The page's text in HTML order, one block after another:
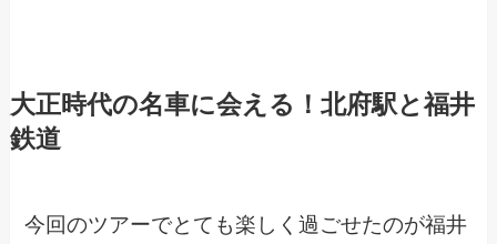
大正時代の名車に会える！北府駅と福井
鉄道
今回のツアーでとても楽しく過ごせたのが福井